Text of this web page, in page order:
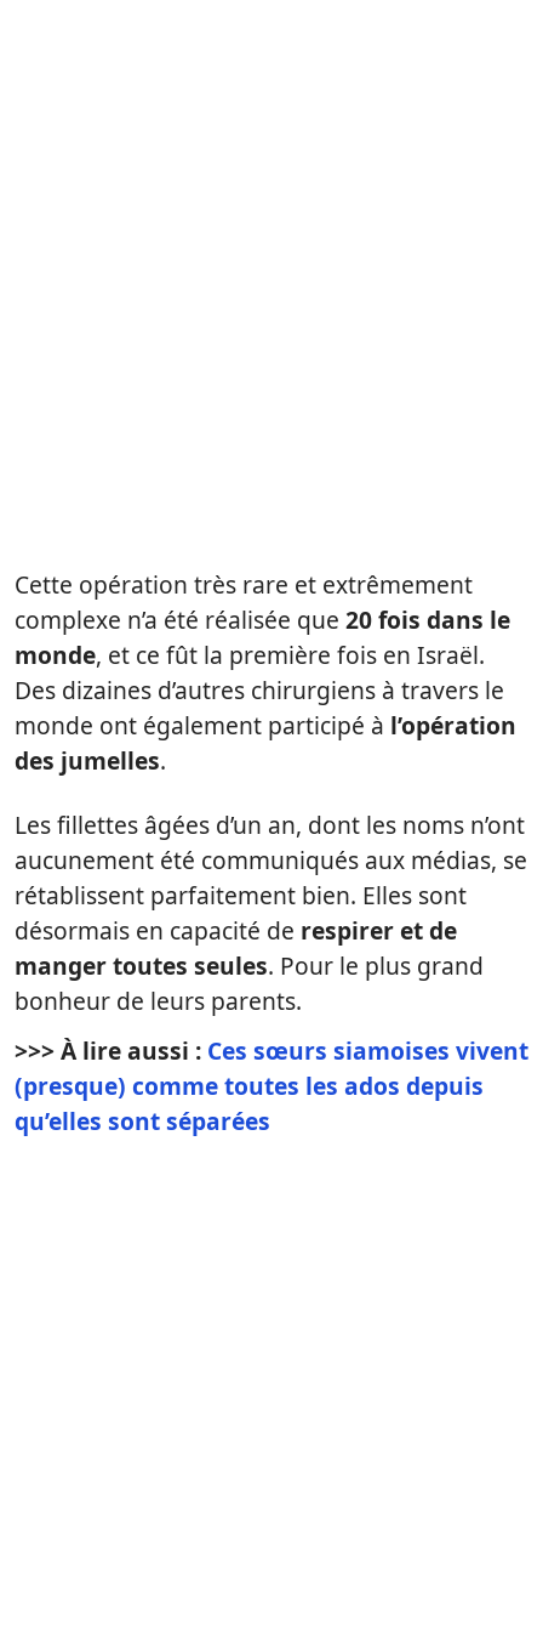
Cette opération très rare et extrêmement
complexe n’a été réalisée que 20 fois dans le
monde, et ce fût la première fois en Israël.
Des dizaines d’autres chirurgiens à travers le
monde ont également participé à l’opération
des jumelles.
Les fillettes âgées d’un an, dont les noms n’ont
aucunement été communiqués aux médias, se
rétablissent parfaitement bien. Elles sont
désormais en capacité de respirer et de
manger toutes seules. Pour le plus grand
bonheur de leurs parents.
>>> À lire aussi : Ces sœurs siamoises vivent
(presque) comme toutes les ados depuis
qu’elles sont séparées